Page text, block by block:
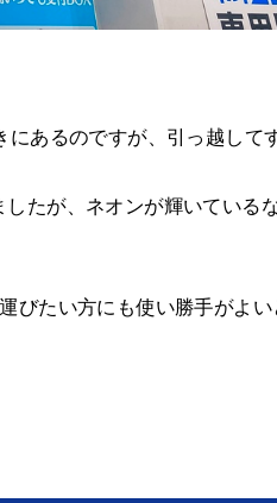
あるのですが、引っ越して
たが、ネオンが輝いている
びたい方にも使い勝手がよい